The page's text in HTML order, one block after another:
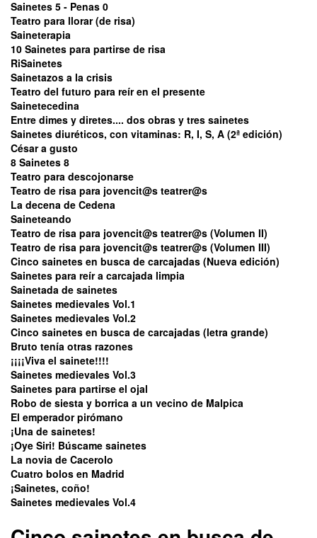
Sainetes 5 - Penas 0
Teatro para llorar (de risa)
Saineterapia
10 Sainetes para partirse de risa
RiSainetes
Sainetazos a la crisis
Teatro del futuro para reír en el presente
Sainetecedina
Entre dimes y diretes.... dos obras y tres sainetes
Sainetes diuréticos, con vitaminas: R, I, S, A (2ª edición)
César a gusto
8 Sainetes 8
Teatro para descojonarse
Teatro de risa para jovencit@s teatrer@s
La decena de Cedena
Saineteando
Teatro de risa para jovencit@s teatrer@s (Volumen II)
Teatro de risa para jovencit@s teatrer@s (Volumen III)
Cinco sainetes en busca de carcajadas (Nueva edición)
Sainetes para reír a carcajada limpia
Sainetada de sainetes
Sainetes medievales Vol.1
Sainetes medievales Vol.2
Cinco sainetes en busca de carcajadas (letra grande)
Bruto tenía otras razones
¡¡¡¡Viva el sainete!!!!
Sainetes medievales Vol.3
Sainetes para partirse el ojal
Robo de siesta y borrica a un vecino de Malpica
El emperador pirómano
¡Una de sainetes!
¡Oye Siri! Búscame sainetes
La novia de Cacerolo
Cuatro bolos en Madrid
¡Sainetes, coño!
Sainetes medievales Vol.4